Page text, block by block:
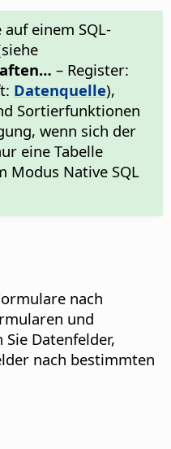
einem SQL-
– Register:
Datenquelle),
Sortierfunktionen
wenn sich der
eine Tabelle
Modus Native SQL
nach
und
Datenfelder,
nach bestimmten